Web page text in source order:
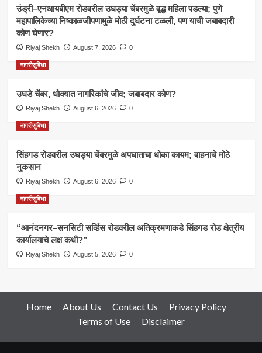
उंड्री–एनआयबीएम रोडवरील उघड्या चेंबरमुळे वृद्ध महिला पडल्या; पुणे
महापालिकेच्या निष्काळजीपणामुळे मोठी दुर्घटना टळली, पण याची जबाबदारी
कोण घेणार?
Riyaj Shekh August 7, 2026 0
नागरीसुविधा
उघडे चेंबर, धोक्यात नागरिकांचे जीव; जबाबदार कोण?
Riyaj Shekh August 6, 2026 0
नागरीसुविधा
सिंहगड रोडवरील उघड्या चेंबरमुळे अपघाताचा धोका कायम; वाहनाचे मोठे
नुकसान
Riyaj Shekh August 6, 2026 0
नागरीसुविधा
“आनंदनगर–सनसिटी सर्व्हिस रोडवरील अतिक्रमणाकडे सिंहगड रोड क्षेत्रीय
कार्यालयाचे लक्ष कधी?”
Riyaj Shekh August 5, 2026 0
Home About Us Contact Us
Privacy Policy
Terms of Use
Disclaimer